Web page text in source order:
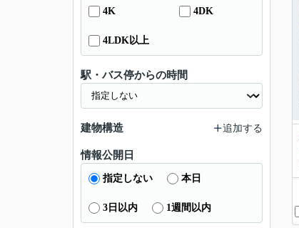
4K 4DK
4LDK以上
駅・バス停からの時間
建物構造 追加する
情報公開日
指定しない 本日
3日以内 1週間以内